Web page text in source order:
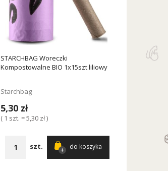
STARCHBAG Woreczki
Kompostowalne BIO 1x15szt liliowy
Starchbag
5,30 zł
( 1 szt. = 5,30 zł )
szt. do koszyka